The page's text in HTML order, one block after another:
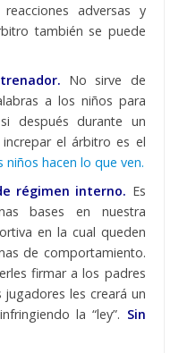
adversas y
también se puede
No sirve de
a los niños para
después durante un
el árbitro es el
niños hacen lo que ven.
régimen interno. Es
bases en nuestra
en la cual queden
de comportamiento.
firmar a los padres
les creará un
la “ley”. Sin